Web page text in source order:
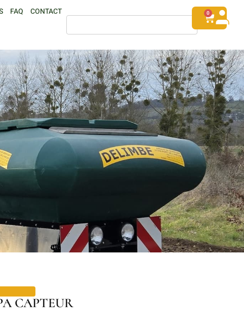
FAQ CONTACT 0
CAPTEUR